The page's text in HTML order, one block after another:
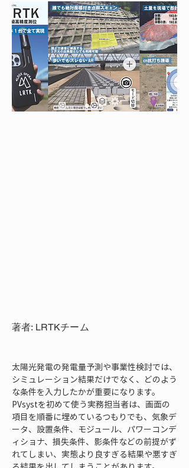
著者: LRTKチーム
太陽光発電の発電量予測や事業性検討では、
シミュレーション結果だけでなく、どのよう
な条件を入力したかが重要になります。
PVsystを初めて使う実務担当者は、画面の
項目を順番に埋めているつもりでも、気象デ
ータ、設置条件、モジュール、パワーコンデ
ィショナ、損失条件、影条件などの前提がず
れてしまい、実態より良すぎる結果や悪すぎ